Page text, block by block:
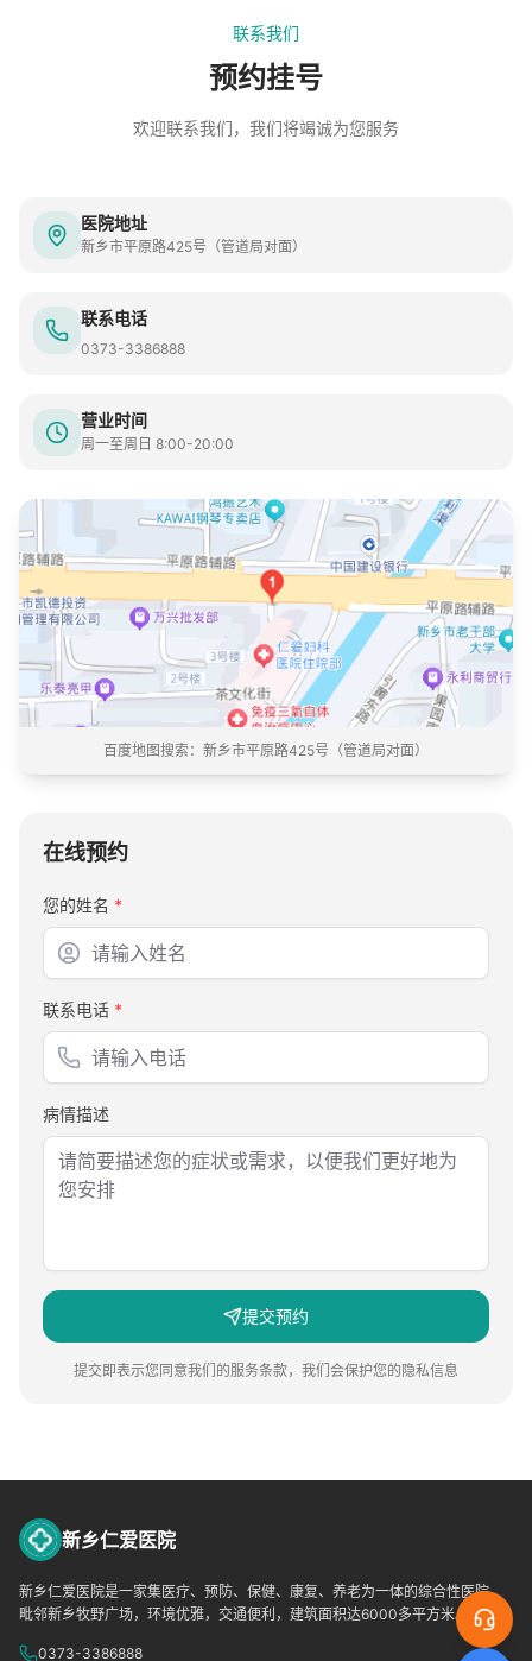
联系我们
预约挂号
欢迎联系我们，我们将竭诚为您服务
医院地址
新乡市平原路425号（管道局对面）
联系电话
0373-3386888
营业时间
周一至周日 8:00-20:00
百度地图搜索： 新乡市平原路425号（管道局对面）
在线预约
您的姓名 *
联系电话 *
病情描述
提交预约
提交即表示您同意我们的服务条款，我们会保护您的隐私信息
新乡仁爱医院
新乡仁爱医院是一家集医疗、预防、保健、康复、养老为一体的综合性医院，
毗邻新乡牧野广场，环境优雅，交通便利，建筑面积达6000多平方米。
0373-3386888